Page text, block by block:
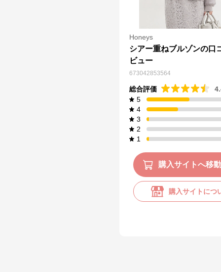
Honeys
シアー重ねブルゾンの口
ビュー
673042853564
総合評価
5
4
3
2
1
購入サイトへ移動
購入サイトにつ